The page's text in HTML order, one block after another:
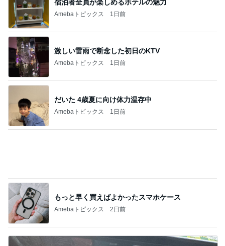
もっと早く買えばよかったスマホケース
Amebaトピックス 2日前
反抗期の娘が行きたくない韓国旅行
Amebaトピックス
記事を読む